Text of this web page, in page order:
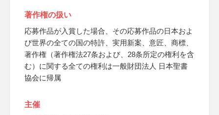
著作権の扱い
応募作品が入賞した場合、その応募作品の日本およ
び世界の全ての国の特許、実用新案、意匠、商標、
著作権（著作権法27条および、28条所定の権利を含
む）に関する全ての権利は一般財団法人 日本聖書
協会に帰属
主催